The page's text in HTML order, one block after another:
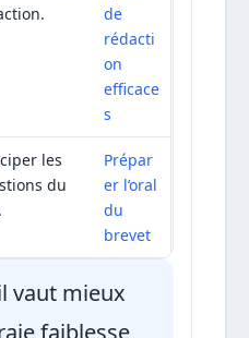
de
rédacti
on
efficace
s
les
du
Prépar
er l’oral
du
brevet
vaut mieux
faiblesse